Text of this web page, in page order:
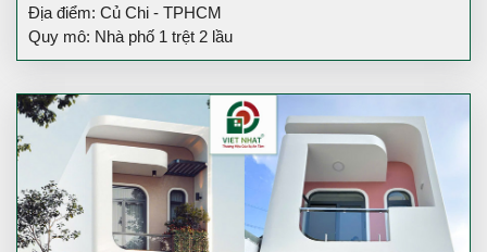
Địa điểm: Củ Chi - TPHCM
Quy mô: Nhà phố 1 trệt 2 lầu